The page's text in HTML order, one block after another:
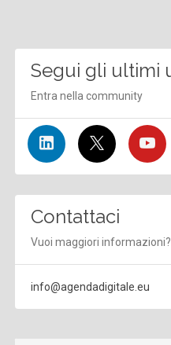
Segui gli ultimi
Entra nella community
Contattaci
Vuoi maggiori informazioni?
info@agendadigitale.eu